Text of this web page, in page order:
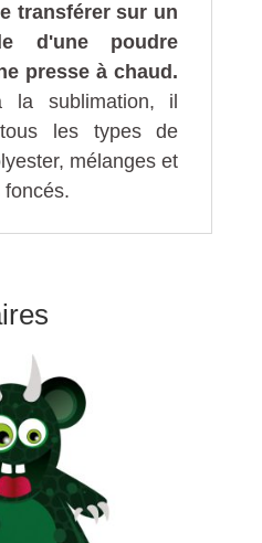
transférer sur un
d'une poudre
presse à chaud.
la sublimation, il
les types de
mélanges et
foncés.